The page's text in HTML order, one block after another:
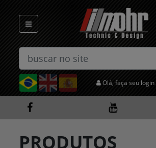
Olá, faça seu
PRODUTOS